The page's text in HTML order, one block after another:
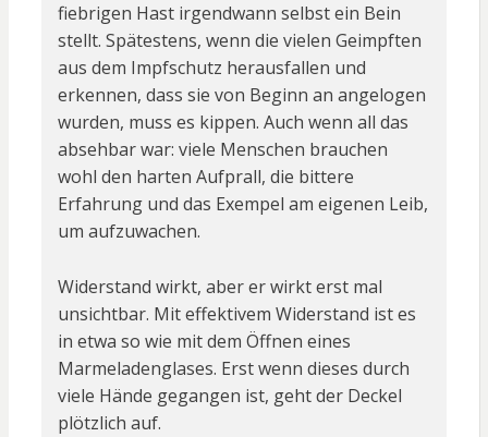
fiebrigen Hast irgendwann selbst ein Bein
stellt. Spätestens, wenn die vielen Geimpften
aus dem Impfschutz herausfallen und
erkennen, dass sie von Beginn an angelogen
wurden, muss es kippen. Auch wenn all das
absehbar war: viele Menschen brauchen
wohl den harten Aufprall, die bittere
Erfahrung und das Exempel am eigenen Leib,
um aufzuwachen.
Widerstand wirkt, aber er wirkt erst mal
unsichtbar. Mit effektivem Widerstand ist es
in etwa so wie mit dem Öffnen eines
Marmeladenglases. Erst wenn dieses durch
viele Hände gegangen ist, geht der Deckel
plötzlich auf.